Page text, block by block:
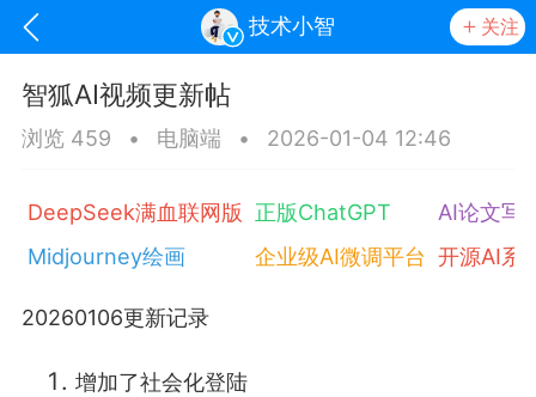
技术小智 关注
智狐AI视频更新帖
浏览 459 • 电脑端 • 2026-01-04 12:46
DeepSeek满血联网版
Midjourney绘画
正版ChatGPT
企业级AI微调平台
AI论文写
开源AI系
20260106更新记录
增加了社会化登陆